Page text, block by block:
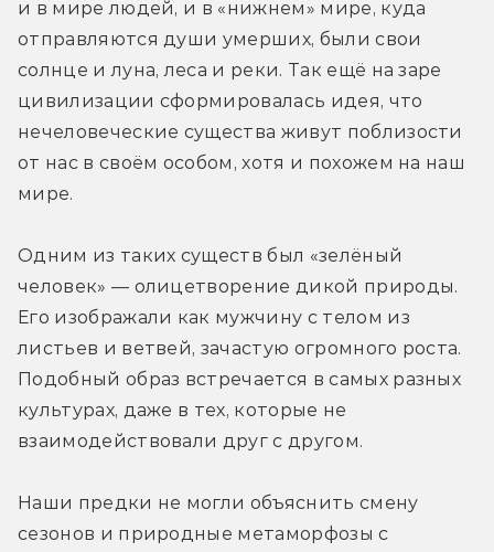
и в мире людей, и в «нижнем» мире, куда
отправляются души умерших, были свои
солнце и луна, леса и реки. Так ещё на заре
цивилизации сформировалась идея, что
нечеловеческие существа живут поблизости
от нас в своём особом, хотя и похожем на наш
мире.
Одним из таких существ был «зелёный
человек» — олицетворение дикой природы.
Его изображали как мужчину с телом из
листьев и ветвей, зачастую огромного роста.
Подобный образ встречается в самых разных
культурах, даже в тех, которые не
взаимодействовали друг с другом.
Наши предки не могли объяснить смену
сезонов и природные метаморфозы с